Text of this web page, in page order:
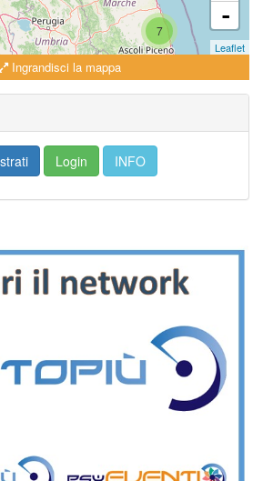
7
18
-
Leaflet
Ingrandisci la mappa
Login INFO